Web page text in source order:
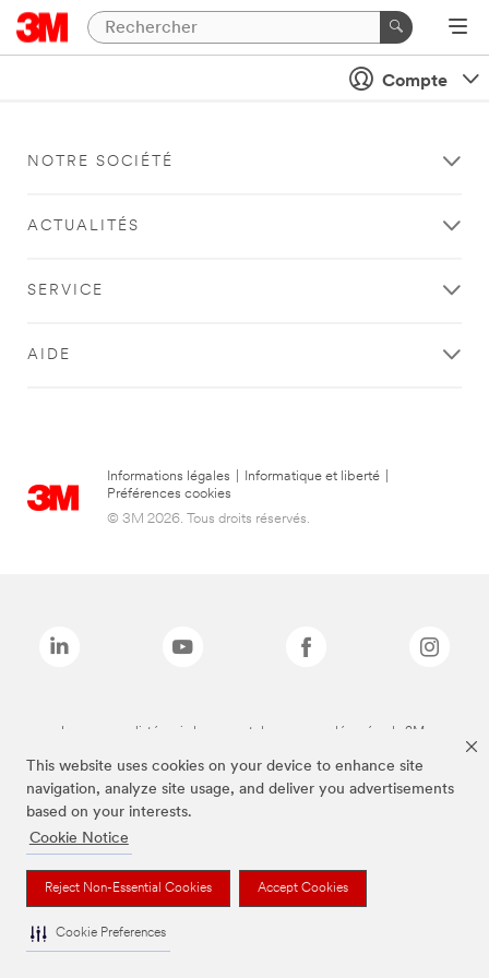
This website uses cookies on your device to enhance site
navigation, analyze site usage, and deliver you advertisements
based on your interests.
Cookie Notice
Reject Non-Essential Cookies Accept Cookies
Cookie Preferences
Compte
NOTRE SOCIÉTÉ
ACTUALITÉS
SERVICE
AIDE
Informations légales Informatique et liberté
Préférences cookies
© 3M 2026. Tous droits réservés.
Les marques listées ci-dessus sont des marques déposées de 3M.